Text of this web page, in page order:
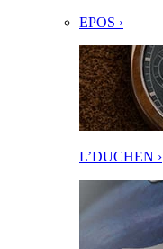
EPOS ›
L’DUCHEN ›